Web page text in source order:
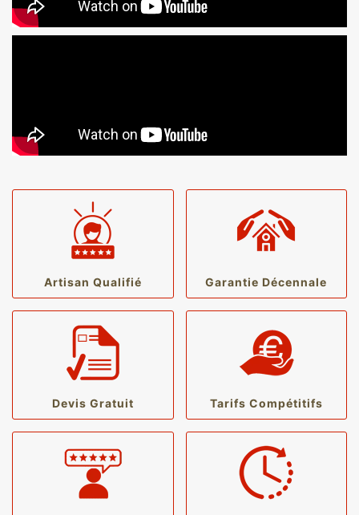
Artisan Qualifié Garantie Décennale
Devis Gratuit Tarifs Compétitifs